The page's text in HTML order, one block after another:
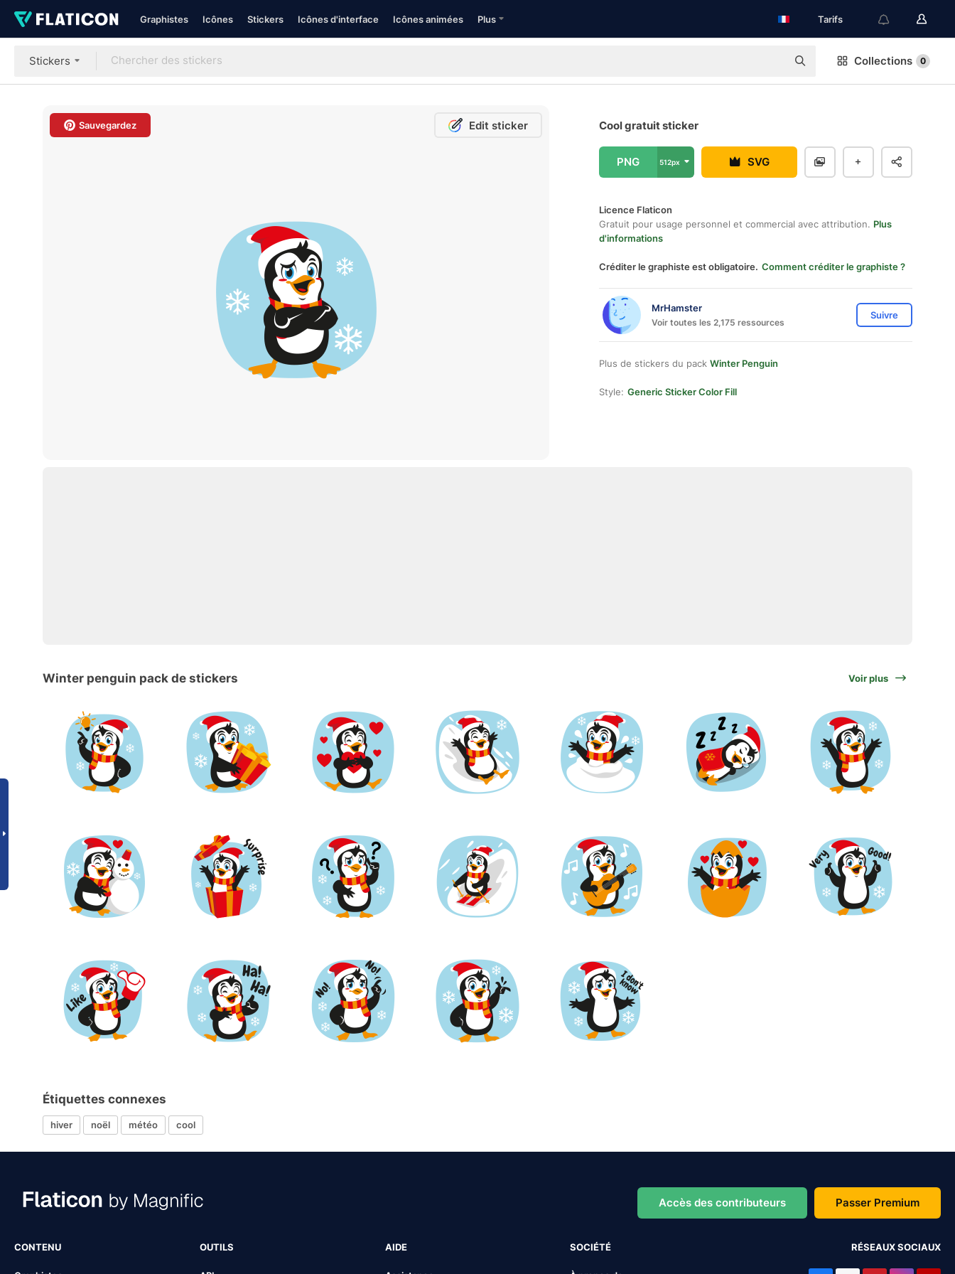
Graphistes Icônes Stickers Icônes d'interface Icônes animées Plus Tarifs
Stickers Collections 0
Sauvegardez Edit sticker Cool gratuit sticker
PNG 512px SVG
Licence Flaticon
Gratuit pour usage personnel et commercial avec attribution. Plus
d'informations
Créditer le graphiste est obligatoire. Comment créditer le graphiste ?
MrHamster
Voir toutes les 2,175 ressources
Suivre
Plus de stickers du pack Winter Penguin
Style: Generic Sticker Color Fill
Winter penguin pack de stickers Voir plus
Étiquettes connexes
hiver noël météo cool
Accès des contributeurs Passer Premium
CONTENU OUTILS AIDE SOCIÉTÉ RÉSEAUX SOCIAUX